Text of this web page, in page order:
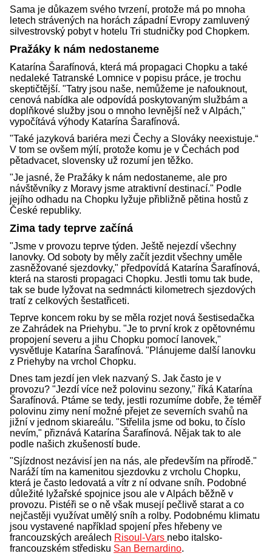
Sama je důkazem svého tvrzení, protože má po mnoha
letech strávených na horách západní Evropy zamluvený
silvestrovský pobyt v hotelu Tri studničky pod Chopkem.
Pražáky k nám nedostaneme
Katarína Šarafínová, která má propagaci Chopku a také
nedaleké Tatranské Lomnice v popisu práce, je trochu
skeptičtější. "Tatry jsou naše, nemůžeme je nafouknout,
cenová nabídka ale odpovídá poskytovaným službám a
doplňkové služby jsou o mnoho levnější než v Alpách,"
vypočítává výhody Katarína Šarafínová.
"Také jazyková bariéra mezi Čechy a Slováky neexistuje.“
V tom se ovšem mýlí, protože komu je v Čechách pod
pětadvacet, slovensky už rozumí jen těžko.
"Je jasné, že Pražáky k nám nedostaneme, ale pro
návštěvníky z Moravy jsme atraktivní destinací." Podle
jejího odhadu na Chopku lyžuje přibližně pětina hostů z
České republiky.
Zima tady teprve začíná
"Jsme v provozu teprve týden. Ještě nejezdí všechny
lanovky. Od soboty by měly začít jezdit všechny uměle
zasněžované sjezdovky," předpovídá Katarína Šarafínová,
která na starosti propagaci Chopku. Jestli tomu tak bude,
tak se bude lyžovat na sedmnácti kilometrech sjezdových
tratí z celkových šestatřiceti.
Teprve koncem roku by se měla rozjet nová šestisedačka
ze Zahrádek na Priehybu. "Je to první krok z opětovnému
propojení severu a jihu Chopku pomocí lanovek,"
vysvětluje Katarína Šarafínová. "Plánujeme další lanovku
z Priehyby na vrchol Chopku.
Dnes tam jezdí jen vlek nazvaný S. Jak často je v
provozu? "Jezdí více než polovinu sezony," říká Katarína
Šarafínová. Ptáme se tedy, jestli rozumíme dobře, že téměř
polovinu zimy není možné přejet ze severních svahů na
jižní v jednom skiareálu. "Střelila jsme od boku, to číslo
nevím," přiznává Katarína Šarafínová. Nějak tak to ale
podle našich zkušeností bude.
"Sjízdnost nezávisí jen na nás, ale především na přírodě."
Naráží tím na kamenitou sjezdovku z vrcholu Chopku,
která je často ledovatá a vítr z ní odvane sníh. Podobné
důležité lyžařské spojnice jsou ale v Alpách běžně v
provozu. Pistéři se o ně však musejí pečlivě starat a co
nejčastěji využívat umělý sníh a rolby. Podobnému klimatu
jsou vystavené například spojení přes hřebeny ve
francouzských areálech Risoul-Vars nebo italsko-
francouzském středisku San Bernardino.